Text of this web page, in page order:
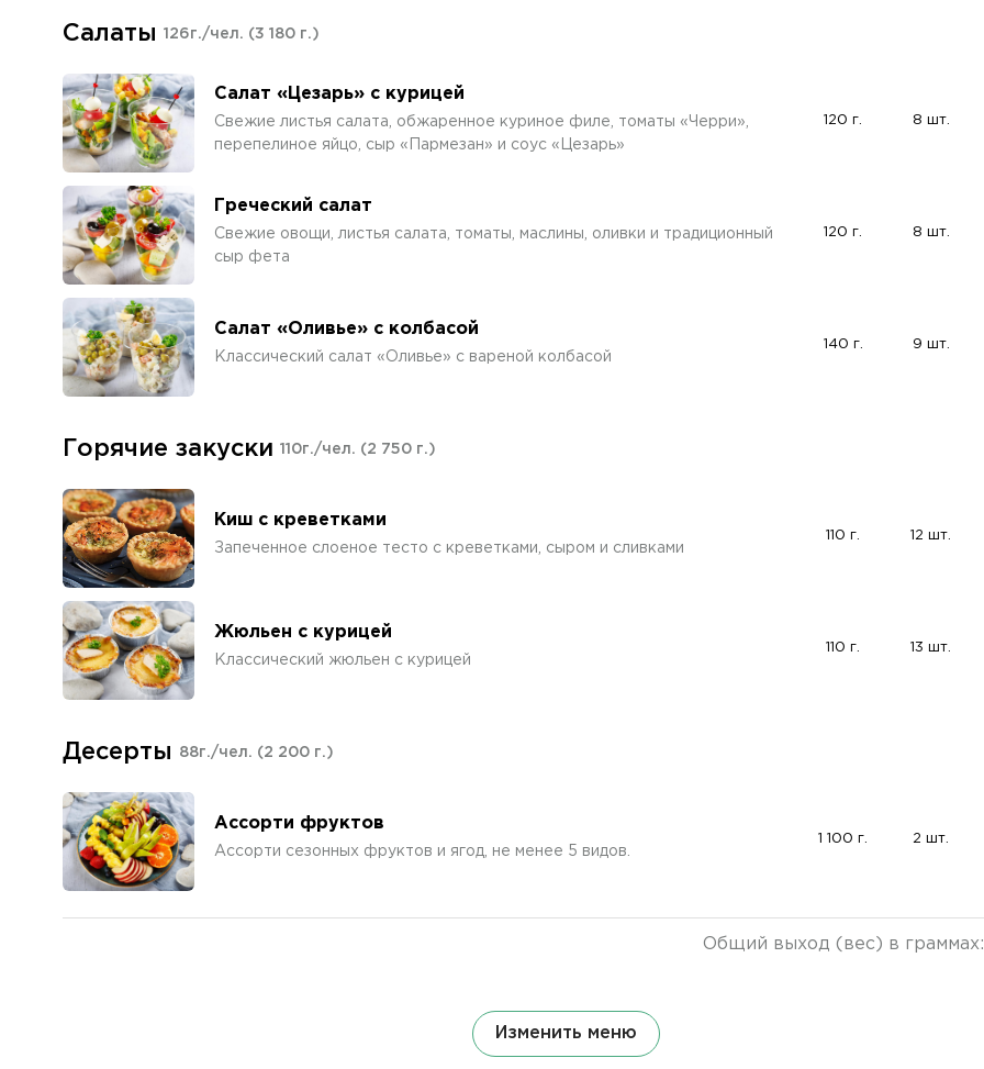
Салаты 126г./чел. (3 180 г.)
Салат «Цезарь» с курицей
Свежие листья салата, обжаренное куриное филе, томаты «Черри»,
перепелиное яйцо, сыр «Пармезан» и соус «Цезарь»
120 г. 8 шт.
Греческий салат
Свежие овощи, листья салата, томаты, маслины, оливки и традиционный
сыр фета
120 г. 8 шт.
Салат «Оливье» с колбасой
Классический салат «Оливье» с вареной колбасой
140 г. 9 шт.
Горячие закуски 110г./чел. (2 750 г.)
Киш с креветками
Запеченное слоеное тесто с креветками, сыром и сливками
110 г. 12 шт.
Жюльен с курицей
Классический жюльен с курицей
110 г. 13 шт.
Десерты 88г./чел. (2 200 г.)
Ассорти фруктов
Ассорти сезонных фруктов и ягод, не менее 5 видов.
1 100 г. 2 шт.
Общий выход (вес) в граммах:
Изменить меню